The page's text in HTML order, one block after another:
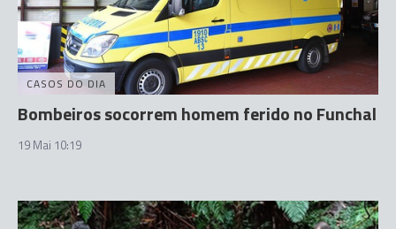
CASOS DO DIA
Bombeiros socorrem homem ferido no Funchal
19 Mai 10:19